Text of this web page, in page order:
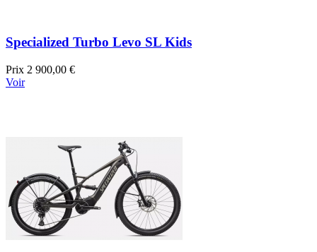
Specialized Turbo Levo SL Kids
Prix 2 900,00 €
Voir